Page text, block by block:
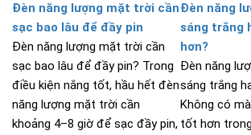
Đèn năng lượng mặt trời cần
sạc bao lâu để đầy pin
Đèn năng lượng mặt trời cần
sạc bao lâu để đầy pin? Trong
điều kiện nắng tốt, hầu hết đèn
năng lượng mặt trời cần
khoảng 4–8 giờ để sạc đầy pin,
Đèn năng
sáng trắng
hơn?
Đèn năng
sáng trắng
Không có
tốt hơn